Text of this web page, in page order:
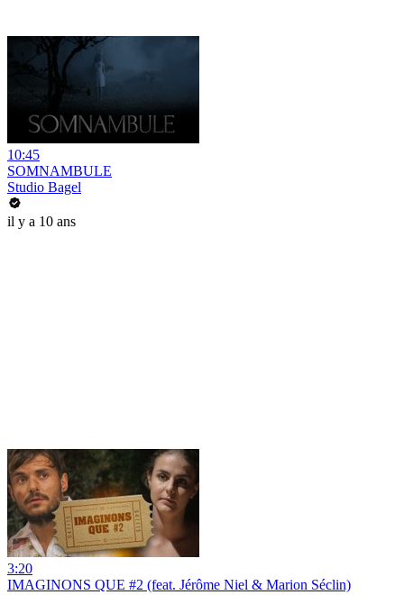
10:45
SOMNAMBULE
Studio Bagel
il y a 10 ans
3:20
IMAGINONS QUE #2 (feat. Jérôme Niel & Marion Séclin)